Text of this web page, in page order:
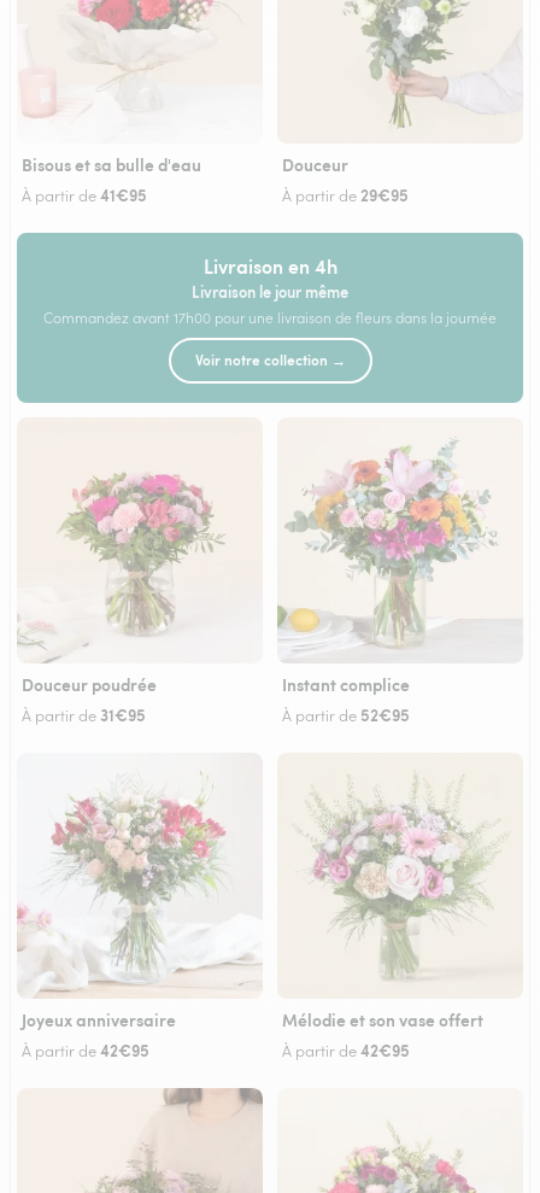
Bisous et sa bulle d'eau
À partir de41€95
Douceur
À partir de29€95
Livraison en 4h
Livraison le jour même
Commandez avant 17h00 pour une livraison de fleurs dans la journée
Voir notre collection →
Douceur poudrée
À partir de 31€95
Instant complice
À partir de 52€95
Joyeux anniversaire
À partir de42€95
Mélodie et son vase offert
À partir de42€95